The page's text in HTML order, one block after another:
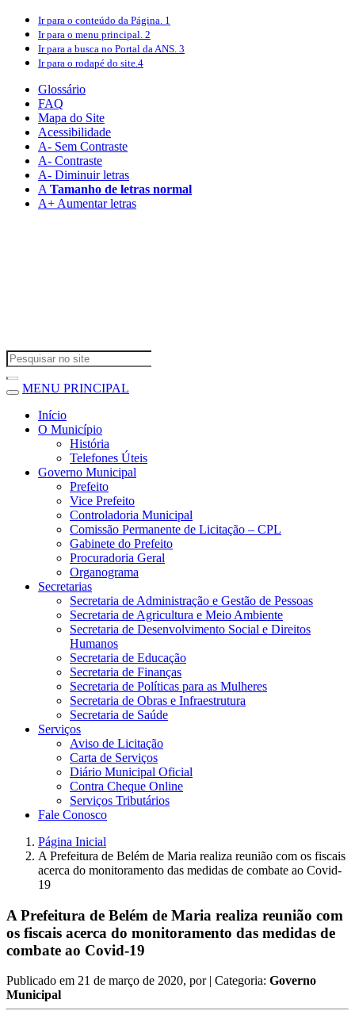
Ir para o conteúdo da Página. 1
Ir para o menu principal. 2
Ir para a busca no Portal da ANS. 3
Ir para o rodapé do site.4
Glossário
FAQ
Mapa do Site
Acessibilidade
A- Sem Contraste
A- Contraste
A- Diminuir letras
A Tamanho de letras normal
A+ Aumentar letras
MENU PRINCIPAL
Início
O Município
História
Telefones Úteis
Governo Municipal
Prefeito
Vice Prefeito
Controladoria Municipal
Comissão Permanente de Licitação – CPL
Gabinete do Prefeito
Procuradoria Geral
Organograma
Secretarias
Secretaria de Administração e Gestão de Pessoas
Secretaria de Agricultura e Meio Ambiente
Secretaria de Desenvolvimento Social e Direitos
Humanos
Secretaria de Educação
Secretaria de Finanças
Secretaria de Políticas para as Mulheres
Secretaria de Obras e Infraestrutura
Secretaria de Saúde
Serviços
Aviso de Licitação
Carta de Serviços
Diário Municipal Oficial
Contra Cheque Online
Serviços Tributários
Fale Conosco
Página Inicial
A Prefeitura de Belém de Maria realiza reunião com os fiscais
acerca do monitoramento das medidas de combate ao Covid-
19
A Prefeitura de Belém de Maria realiza reunião com
os fiscais acerca do monitoramento das medidas de
combate ao Covid-19
Publicado em 21 de março de 2020, por | Categoria: Governo
Municipal